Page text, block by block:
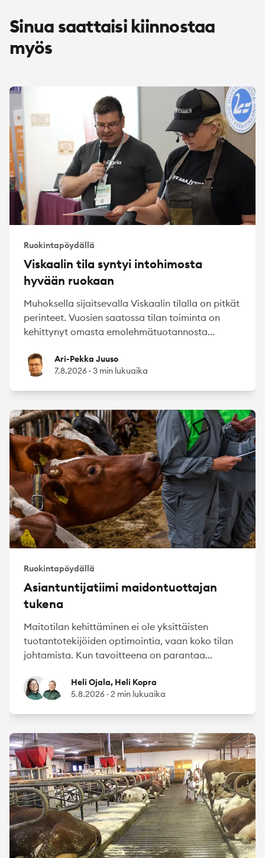
Sinua saattaisi kiinnostaa
myös
Ruokintapöydällä
Viskaalin tila syntyi intohimosta
hyvään ruokaan
Muhoksella sijaitsevalla Viskaalin tilalla on pitkät
perinteet. Vuosien saatossa tilan toiminta on
kehittynyt omasta emolehmätuotannosta...
Ari-Pekka Juuso
Ari-Pekka Juuso
7.8.2026 · 3 min lukuaika
Ruokintapöydällä
Asiantuntijatiimi maidontuottajan
tukena
Maitotilan kehittäminen ei ole yksittäisten
tuotantotekijöiden optimointia, vaan koko tilan
johtamista. Kun tavoitteena on parantaa...
Heli Ojala
Heli KopraHeli Ojala, Heli Kopra
5.8.2026 · 2 min lukuaika